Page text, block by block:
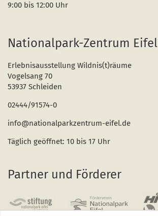
9:00 bis 12:00 Uhr
Nationalpark-Zentrum Eifel
Erlebnisausstellung Wildnis(t)räume
Vogelsang 70
53937 Schleiden
02444/91574-0
info@nationalparkzentrum-eifel.de
Täglich geöffnet: 10 bis 17 Uhr
Partner und Förderer